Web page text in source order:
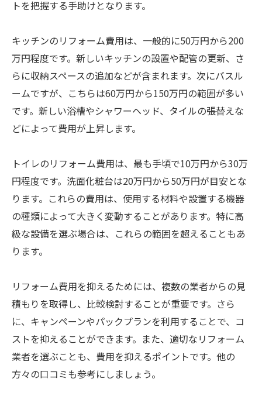
トを把握する手助けとなります。
キッチンのリフォーム費用は、一般的に50万円から200
万円程度です。新しいキッチンの設置や配管の更新、さ
らに収納スペースの追加などが含まれます。次にバスル
ームですが、こちらは60万円から150万円の範囲が多い
です。新しい浴槽やシャワーヘッド、タイルの張替えな
どによって費用が上昇します。
トイレのリフォーム費用は、最も手頃で10万円から30万
円程度です。洗面化粧台は20万円から50万円が目安とな
ります。これらの費用は、使用する材料や設置する機器
の種類によって大きく変動することがあります。特に高
級な設備を選ぶ場合は、これらの範囲を超えることもあ
ります。
リフォーム費用を抑えるためには、複数の業者からの見
積もりを取得し、比較検討することが重要です。さら
に、キャンペーンやパックプランを利用することで、コ
ストを抑えることができます。また、適切なリフォーム
業者を選ぶことも、費用を抑えるポイントです。他の
方々の口コミも参考にしましょう。